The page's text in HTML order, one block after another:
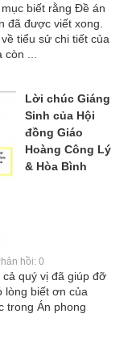
biết rằng Đề án
đã được viết xong.
tiểu sử chi tiết của
...
Lời chúc Giáng
Sinh của Hội
đồng Giáo
Hoàng Công Lý
& Hòa Bình
hồi: 0
quý vị đã giúp đỡ
lòng biết ơn của
trong Án phong